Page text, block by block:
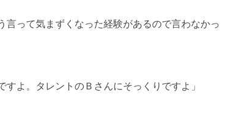
って気まずくなった経験があるので言わなかっ
よ。タレントのＢさんにそっくりですよ」